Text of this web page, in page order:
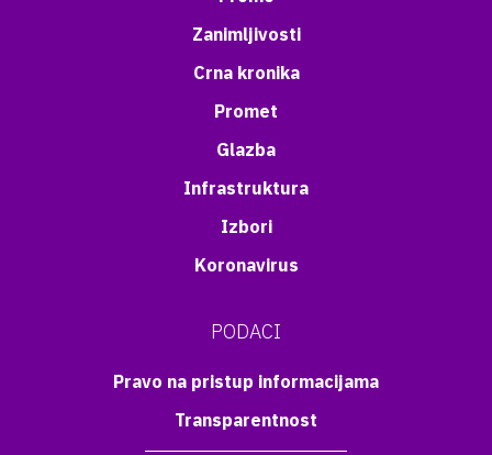
Zanimljivosti
Crna kronika
Promet
Glazba
Infrastruktura
Izbori
Koronavirus
PODACI
Pravo na pristup informacijama
Transparentnost